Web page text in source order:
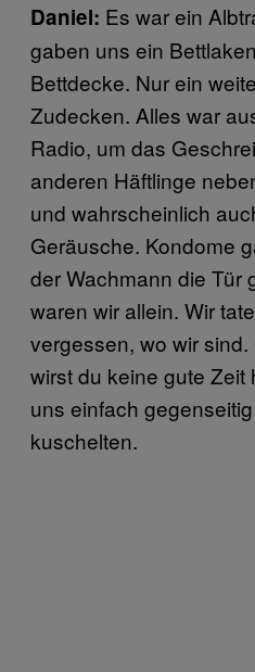
Daniel: Es war ein
gaben uns ein
Bettdecke. Nur ein
Zudecken. Alles war
Radio, um das
anderen Häftlinge
und wahrscheinlich
Geräusche. Kondome
der Wachmann die Tür
waren wir allein. Wir
vergessen, wo wir
wirst du keine gute Zeit
uns einfach
kuschelten.